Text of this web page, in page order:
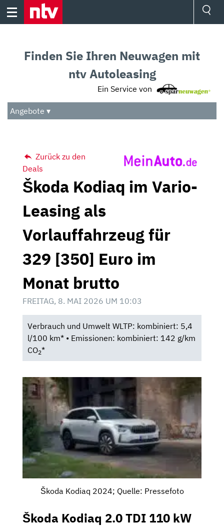
Skip
Audio
Das Beste
Finden Sie Ihren Neuwagen mit
ntv Autoleasing
Ein Service von
Angebote ▾
Zurück zu den
Deals
Škoda Kodiaq im Vario-
Leasing als
Vorlauffahrzeug für
329 [350] Euro im
Monat brutto
FREITAG, 8. MAI 2026 UM 10:03
Verbrauch und Umwelt WLTP: kombiniert: 5,4
l/100 km* • Emissionen: kombiniert: 142 g/km
CO2*
Škoda Kodiaq 2024; Quelle: Pressefoto
Škoda Kodiaq 2.0 TDI 110 kW